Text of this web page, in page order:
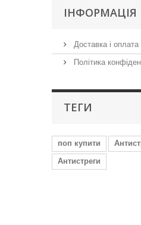
IНФОРМАЦIЯ
Доставка і оплата
Політика
ТЕГИ
поп купити
Антистреги